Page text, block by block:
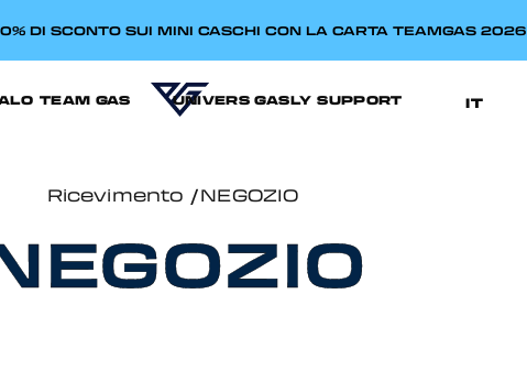
DI SCONTO SUI MINI CASCHI CON LA CARTA TEAMGAS 2026
TEAM GAS UNIVERS GASLY SUPPORT IT
Ricevimento NEGOZIO